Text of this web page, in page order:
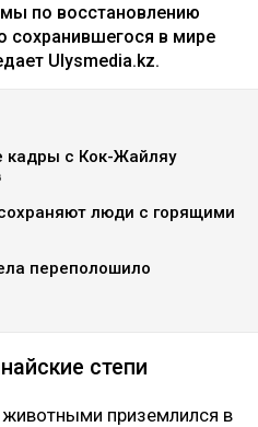
по восстановлению
сохранившегося в мире
Ulysmedia.kz.
кадры с Кок-Жайляу
люди с горящими
переполошило
степи
приземлился в